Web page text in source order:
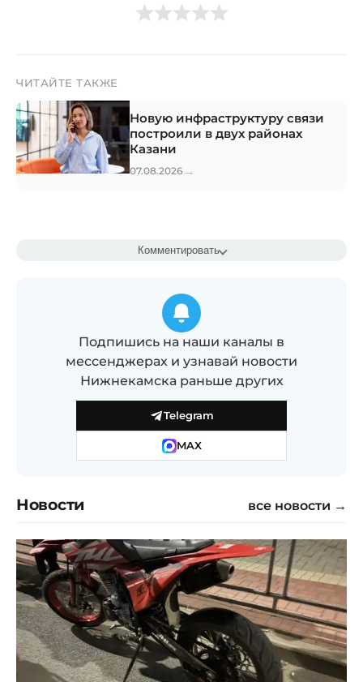
ЧИТАЙТЕ ТАКЖЕ
Новую инфраструктуру связи
построили в двух районах
Казани
07.08.2026 →
Комментировать
Подпишись на наши каналы в
мессенджерах и узнавай новости
Нижнекамска раньше других
Telegram
MAX
Новости все новости →